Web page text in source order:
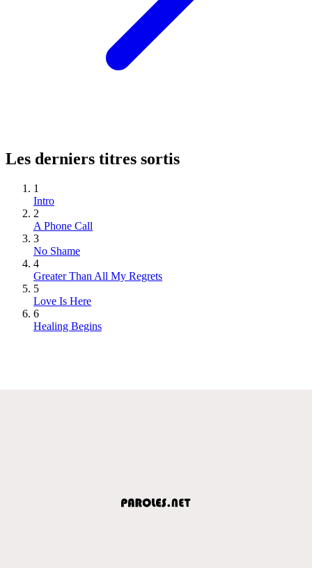
Les derniers titres sortis
1
Intro
2
A Phone Call
3
No Shame
4
Greater Than All My Regrets
5
Love Is Here
6
Healing Begins